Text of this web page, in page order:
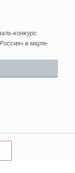
конкурс
в марте-